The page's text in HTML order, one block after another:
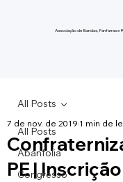
Associação de Bandas, Fanfarras
All Posts
Abanfolia
Congresso
All Posts
PE | Inscrição
7 de nov. de 20191 min de